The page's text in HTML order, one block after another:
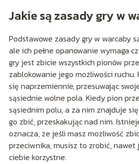
Jakie są zasady gry w
Podstawowe zasady gry w warcaby
ale ich pełne opanowanie wymaga
gry jest zbicie wszystkich pionów
zablokowanie jego możliwości ruchu.
się naprzemiennie, przesuwając
sąsiednie wolne pola. Kiedy pion
sąsiednim polu, a za nim znajduje
go zbić, przeskakując nad nim.
oznacza, że jeśli masz możliwość
przeciwnika, musisz to zrobić,
ciebie korzystne.